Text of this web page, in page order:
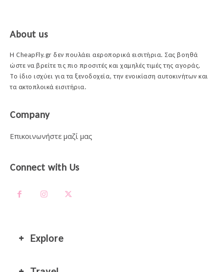
About us
Η CheapFly.gr δεν πουλάει αεροπορικά εισιτήρια. Σας βοηθά
ώστε να βρείτε τις πιο προσιτές και χαμηλές τιμές της αγοράς.
Το ίδιο ισχύει για τα ξενοδοχεία, την ενοικίαση αυτοκινήτων και
τα ακτοπλοικά εισιτήρια.
Company
Επικοινωνήστε μαζί μας
Connect with Us
Explore